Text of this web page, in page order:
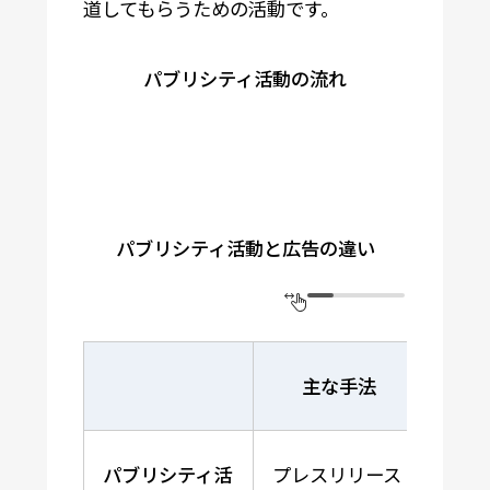
道してもらうための活動です。
パブリシティ活動の流れ
パブリシティ活動と広告の違い
主な手法
パブリシティ活 プレスリリース